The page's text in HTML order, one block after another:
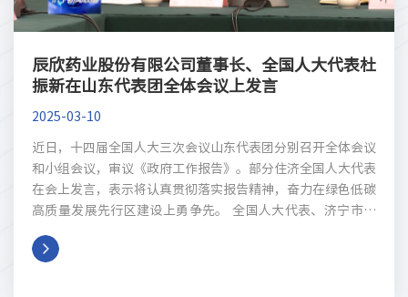
辰欣药业股份有限公司董事长、全国人大代表杜
振新在山东代表团全体会议上发言
2025-03-10
近日，十四届全国人大三次会议山东代表团分别召开全体会议
和小组会议，审议《政府工作报告》。部分住济全国人大代表
在会上发言，表示将认真贯彻落实报告精神，奋力在绿色低碳
高质量发展先行区建设上勇争先。 全国人大代表、济宁市委
府工作报告》通篇贯穿习近平新时